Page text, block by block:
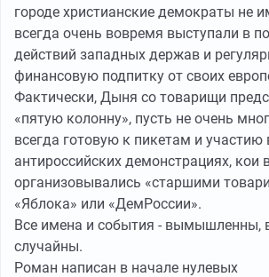
городе христианские демократы не
всегда очень вовремя выступали в
действий западных держав и
финансовую подпитку от своих
Фактически, Дыня со товарищи
«пятую колонну», пусть не очень
всегда готовую к пикетам и участию
антироссийских демонстрациях, кои
организовывались «старшими
«Яблока» или «ДемРоссии».
Все имена и события - вымышленны,
случайны.
Роман написан в начале нулевых